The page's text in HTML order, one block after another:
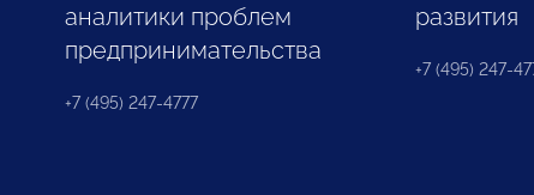
аналитики проблем
предпринимательства
+7 (495) 247-4777
развития
+7 (495) 247-